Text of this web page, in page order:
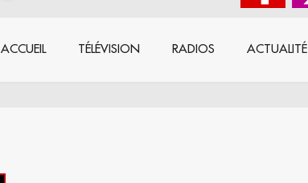
ACCUEIL TÉLÉVISION RADIOS ACTUALITÉ